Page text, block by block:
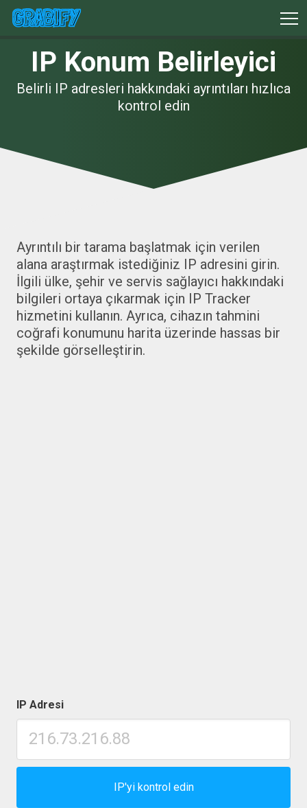
IP Konum Belirleyici
Belirli IP adresleri hakkındaki ayrıntıları hızlıca
kontrol edin
Ayrıntılı bir tarama başlatmak için verilen
alana araştırmak istediğiniz IP adresini girin.
İlgili ülke, şehir ve servis sağlayıcı hakkındaki
bilgileri ortaya çıkarmak için IP Tracker
hizmetini kullanın. Ayrıca, cihazın tahmini
coğrafi konumunu harita üzerinde hassas bir
şekilde görselleştirin.
IP Adresi
IP'yi kontrol edin